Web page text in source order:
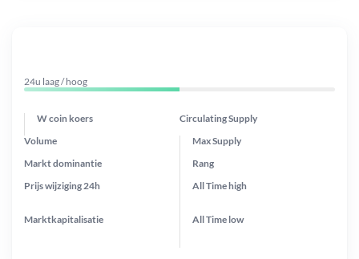
24u laag / hoog
W coin koers Circulating Supply
Prijs wijziging 24h
Max Supply
Markt dominantie
Marktkapitalisatie
Volume
Rang
All Timehigh
All Time low